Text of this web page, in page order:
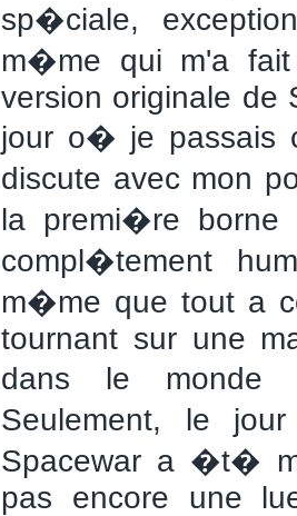
sp�ciale,
m�me qui m'a
version originale de
jour o� je passais
discute avec mon
la premi�re
compl�tement
m�me que tout a
tournant sur une
dans le monde
Seulement, le
Spacewar a �t�
pas encore une